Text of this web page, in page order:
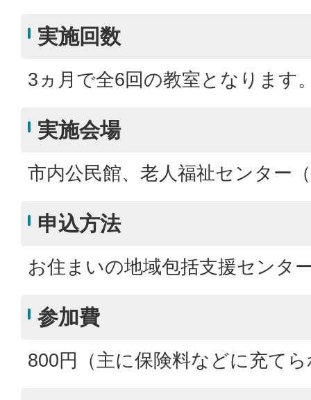
実施回数
3ヵ月で全6回の教室となります
実施会場
市内公民館、老人福祉センター
申込方法
お住まいの地域包括支援センタ
参加費
800円（主に保険料などに充て